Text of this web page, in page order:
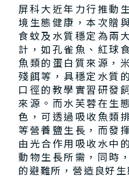
屏科大近年力行推動
境生態健康，本次贈
食蚊及水質穩定為兩
計，如孔雀魚、紅球
魚類的蛋白質來源，
殘餌等，具穩定水質
口徑的教學實習研發
來源。而水芙蓉在生
色，可透過吸收魚類
等營養鹽生長，而發
由光合作用吸收水中
動物生長所需，同時
的避難所，營造良好生